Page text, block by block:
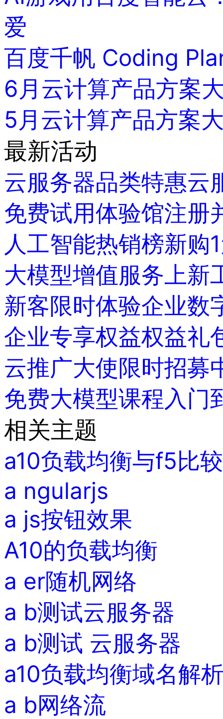
爱
百度千帆 Coding
6月云计算产品方案
5月云计算产品方案
最新活动
云服务器品类特惠云
免费试用体验馆注册
人工智能热销榜新购
大模型增值服务上新
新客限时体验企业数
企业专享权益权益礼
云推广大使限时招募
免费大模型课程入门
相关主题
a10负载均衡与f5比较
a ngularjs
a js按钮效果
A10的负载均衡
a er随机网络
a b测试云服务器
a b测试 云服务器
a10负载均衡域名解
a b网络流